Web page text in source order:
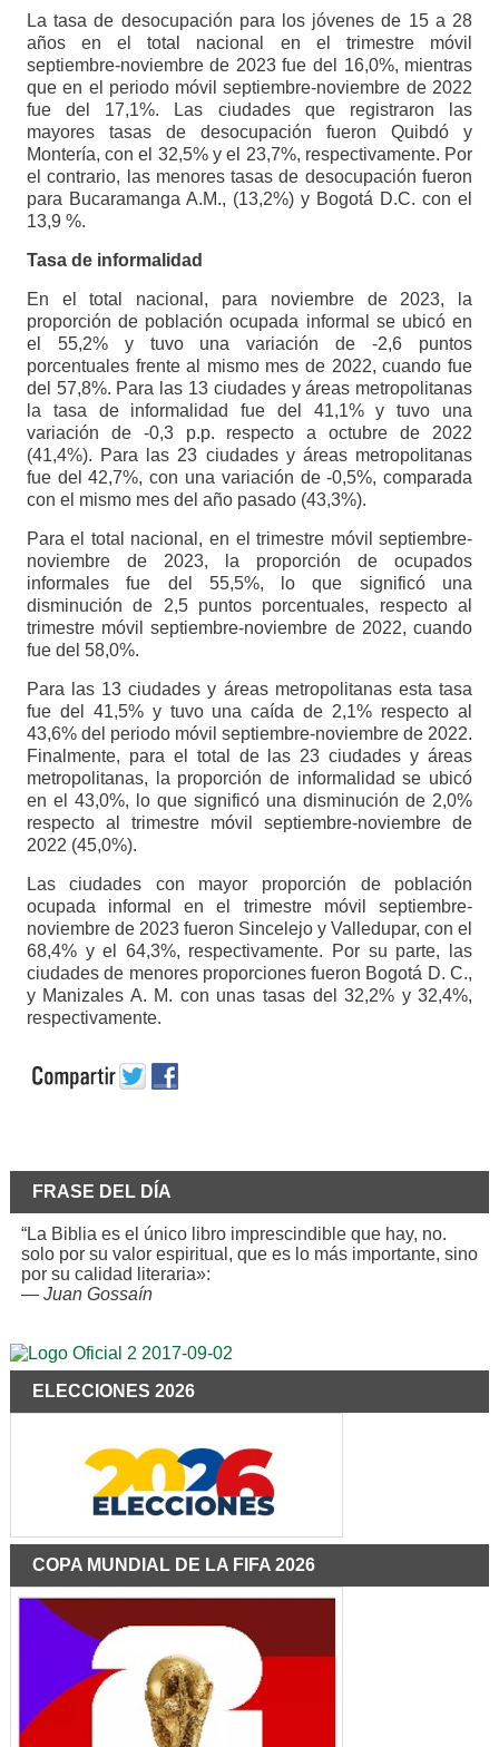
La tasa de desocupación para los jóvenes de 15 a 28
años en el total nacional en el trimestre móvil
septiembre-noviembre de 2023 fue del 16,0%, mientras
que en el periodo móvil septiembre-noviembre de 2022
fue del 17,1%. Las ciudades que registraron las
mayores tasas de desocupación fueron Quibdó y
Montería, con el 32,5% y el 23,7%, respectivamente. Por
el contrario, las menores tasas de desocupación fueron
para Bucaramanga A.M., (13,2%) y Bogotá D.C. con el
13,9 %.
Tasa de informalidad
En el total nacional, para noviembre de 2023, la
proporción de población ocupada informal se ubicó en
el 55,2% y tuvo una variación de -2,6 puntos
porcentuales frente al mismo mes de 2022, cuando fue
del 57,8%. Para las 13 ciudades y áreas metropolitanas
la tasa de informalidad fue del 41,1% y tuvo una
variación de -0,3 p.p. respecto a octubre de 2022
(41,4%). Para las 23 ciudades y áreas metropolitanas
fue del 42,7%, con una variación de -0,5%, comparada
con el mismo mes del año pasado (43,3%).
Para el total nacional, en el trimestre móvil septiembre-
noviembre de 2023, la proporción de ocupados
informales fue del 55,5%, lo que significó una
disminución de 2,5 puntos porcentuales, respecto al
trimestre móvil septiembre-noviembre de 2022, cuando
fue del 58,0%.
Para las 13 ciudades y áreas metropolitanas esta tasa
fue del 41,5% y tuvo una caída de 2,1% respecto al
43,6% del periodo móvil septiembre-noviembre de 2022.
Finalmente, para el total de las 23 ciudades y áreas
metropolitanas, la proporción de informalidad se ubicó
en el 43,0%, lo que significó una disminución de 2,0%
respecto al trimestre móvil septiembre-noviembre de
2022 (45,0%).
Las ciudades con mayor proporción de población
ocupada informal en el trimestre móvil septiembre-
noviembre de 2023 fueron Sincelejo y Valledupar, con el
68,4% y el 64,3%, respectivamente. Por su parte, las
ciudades de menores proporciones fueron Bogotá D. C.,
y Manizales A. M. con unas tasas del 32,2% y 32,4%,
respectivamente.
FRASE DEL DÍA
“La Biblia es el único libro imprescindible que hay, no.
solo por su valor espiritual, que es lo más importante, sino
por su calidad literaria»:
— Juan Gossaín
ELECCIONES 2026
COPA MUNDIAL DE LA FIFA 2026